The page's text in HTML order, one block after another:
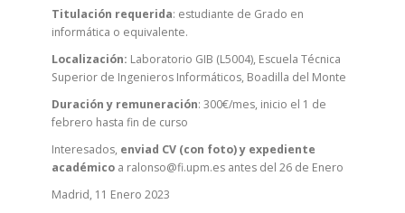
Titulación requerida: estudiante de Grado en
informática o equivalente.
Localización: Laboratorio GIB (L5004), Escuela Técnica
Superior de Ingenieros Informáticos, Boadilla del Monte
Duración y remuneración: 300€/mes, inicio el 1 de
febrero hasta fin de curso
Interesados, enviad CV (con foto) y expediente
académico a ralonso@fi.upm.es antes del 26 de Enero
Madrid, 11 Enero 2023